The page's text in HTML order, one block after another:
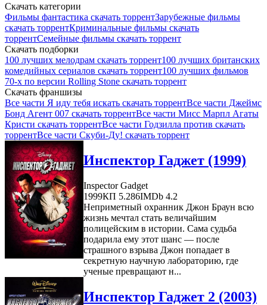
Скачать категории
Фильмы фантастика скачать торрентЗарубежные фильмы
скачать торрентКриминальные фильмы скачать
торрентСемейные фильмы скачать торрент
Скачать подборки
100 лучших мелодрам скачать торрент100 лучших британских
комедийных сериалов скачать торрент100 лучших фильмов
70-х по версии Rolling Stone скачать торрент
Скачать франшизы
Все части Я иду тебя искать скачать торрентВсе части Джеймс
Бонд Агент 007 скачать торрентВсе части Мисс Марпл Агаты
Кристи скачать торрентВсе части Годзилла против скачать
торрентВсе части Скуби-Ду! скачать торрент
Инспектор Гаджет (1999)
Inspector Gadget
1999КП 5.286IMDb 4.2
Неприметный охранник Джон Браун всю
жизнь мечтал стать величайшим
полицейским в истории. Сама судьба
подарила ему этот шанс — после
страшного взрыва Джон попадает в
секретную научную лабораторию, где
ученые превращают н...
Инспектор Гаджет 2 (2003)